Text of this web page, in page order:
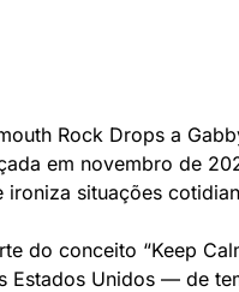
Rock Drops a
em novembro de
ironiza situações
do conceito “Keep
Estados Unidos — de